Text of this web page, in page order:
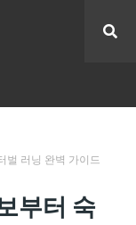
벌 러닝 완벽 가이드
부터 숙